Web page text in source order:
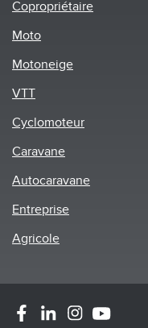
Copropriétaire
Moto
Motoneige
VTT
Cyclomoteur
Caravane
Autocaravane
Entreprise
Agricole